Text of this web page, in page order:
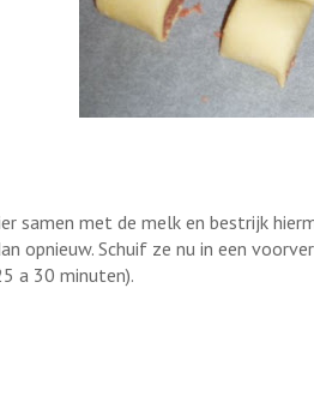
samen met de melk en bestrijk
opnieuw. Schuif ze nu in een
a 30 minuten).